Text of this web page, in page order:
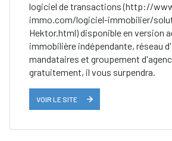
logiciel de transactions (http://
immo.com/logiciel-immobilier/
Hektor.html) disponible en version
immobilière indépendante, réseau
mandataires et groupement
gratuitement, il vous surpendra.
VOIR LE SITE